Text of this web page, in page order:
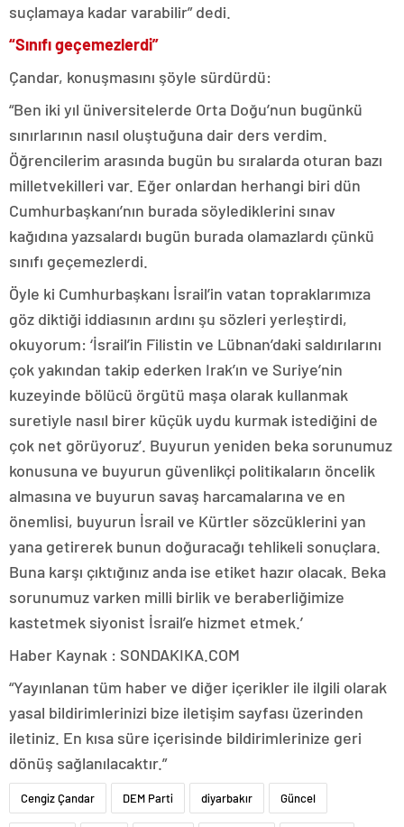
suçlamaya kadar varabilir” dedi.
“Sınıfı geçemezlerdi”
Çandar, konuşmasını şöyle sürdürdü:
“Ben iki yıl üniversitelerde Orta Doğu’nun bugünkü
sınırlarının nasıl oluştuğuna dair ders verdim.
Öğrencilerim arasında bugün bu sıralarda oturan bazı
milletvekilleri var. Eğer onlardan herhangi biri dün
Cumhurbaşkanı’nın burada söylediklerini sınav
kağıdına yazsalardı bugün burada olamazlardı çünkü
sınıfı geçemezlerdi.
Öyle ki Cumhurbaşkanı İsrail’in vatan topraklarımıza
göz diktiği iddiasının ardını şu sözleri yerleştirdi,
okuyorum: ‘İsrail’in Filistin ve Lübnan’daki saldırılarını
çok yakından takip ederken Irak’ın ve Suriye’nin
kuzeyinde bölücü örgütü maşa olarak kullanmak
suretiyle nasıl birer küçük uydu kurmak istediğini de
çok net görüyoruz’. Buyurun yeniden beka sorunumuz
konusuna ve buyurun güvenlikçi politikaların öncelik
almasına ve buyurun savaş harcamalarına ve en
önemlisi, buyurun İsrail ve Kürtler sözcüklerini yan
yana getirerek bunun doğuracağı tehlikeli sonuçlara.
Buna karşı çıktığınız anda ise etiket hazır olacak. Beka
sorunumuz varken milli birlik ve beraberliğimize
kastetmek siyonist İsrail’e hizmet etmek.’
Haber Kaynak : SONDAKIKA.COM
“Yayınlanan tüm haber ve diğer içerikler ile ilgili olarak
yasal bildirimlerinizi bize iletişim sayfası üzerinden
iletiniz. En kısa süre içerisinde bildirimlerinize geri
dönüş sağlanılacaktır.”
Cengiz Çandar DEM Parti diyarbakır Güncel